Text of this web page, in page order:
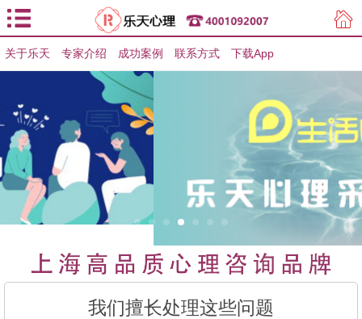
用户登录 用户注册
关于乐天 专家介绍 成功案例 联系方式 下载App
我们擅长处理这些问题